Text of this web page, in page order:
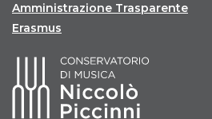
Amministrazione Trasparente
Erasmus